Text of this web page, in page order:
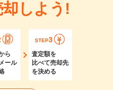
しよう!
ら
ール
STEP3
査定額を
比べて売却先
を決める